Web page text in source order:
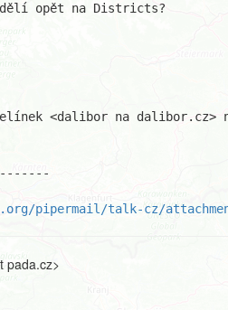
opět na Districts?
<dalibor na dalibor.cz>
pipermail/talk-cz/
pada.cz>